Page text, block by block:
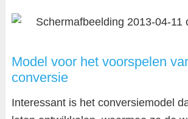
Model voor het voorspelen
conversie
Interessant is het conversiemodel